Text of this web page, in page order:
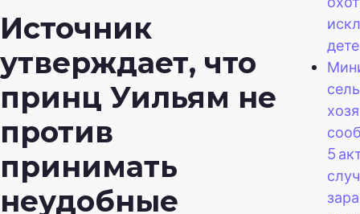
Источник
утверждает, что
принц Уильям не
против
принимать
неудобные
5